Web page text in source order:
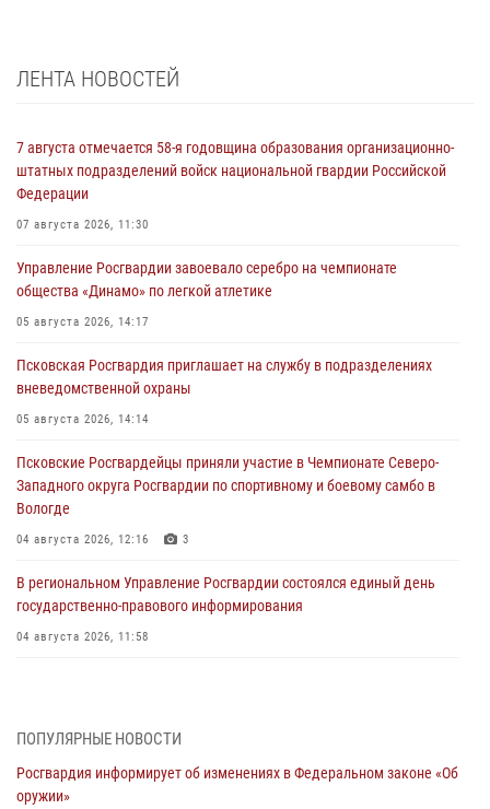
ЛЕНТА НОВОСТЕЙ
7 августа отмечается 58-я годовщина образования организационно-
штатных подразделений войск национальной гвардии Российской
Федерации
07 августа 2026, 11:30
Управление Росгвардии завоевало серебро на чемпионате
общества «Динамо» по легкой атлетике
05 августа 2026, 14:17
Псковская Росгвардия приглашает на службу в подразделениях
вневедомственной охраны
05 августа 2026, 14:14
Псковские Росгвардейцы приняли участие в Чемпионате Северо-
Западного округа Росгвардии по спортивному и боевому самбо в
Вологде
04 августа 2026, 12:16 3
В региональном Управление Росгвардии состоялся единый день
государственно-правового информирования
04 августа 2026, 11:58
03 августа 2026, 17:21
21 единицу оружия изъяли Псковские росгвардейцы за неделю
ПОПУЛЯРНЫЕ НОВОСТИ
Росгвардия информирует об изменениях в Федеральном законе «Об
оружии»